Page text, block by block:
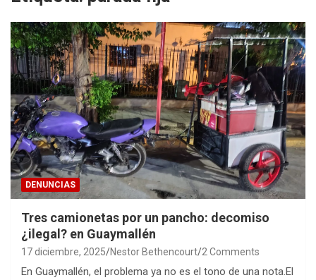
DENUNCIAS
Tres camionetas por un pancho: decomiso
¿ilegal? en Guaymallén
17 diciembre, 2025 Nestor Bethencourt 2 Comments
En Guaymallén, el problema ya no es el tono de una nota.El